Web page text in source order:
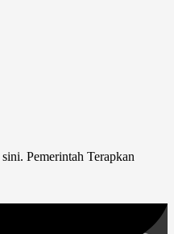
Pemerintah Terapkan